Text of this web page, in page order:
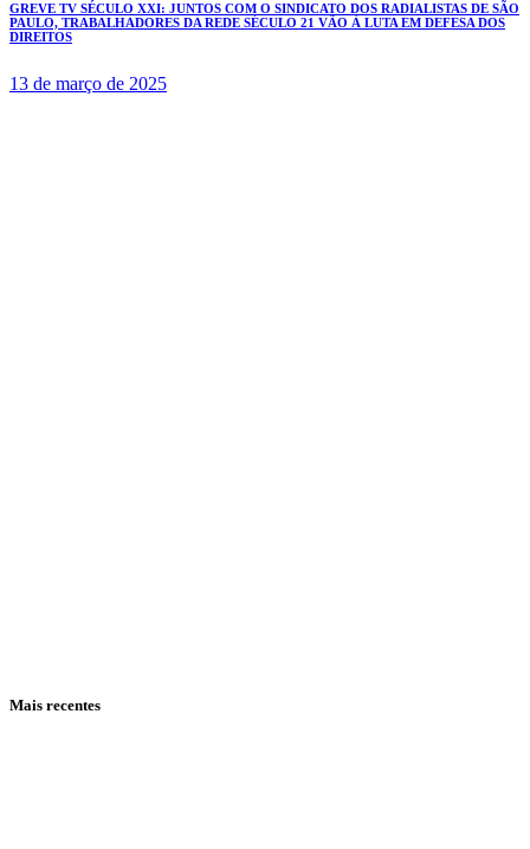
GREVE TV SÉCULO XXI: JUNTOS COM O SINDICATO DOS RADIALISTAS DE SÃO
PAULO, TRABALHADORES DA REDE SÉCULO 21 VÃO À LUTA EM DEFESA DOS
DIREITOS
13 de março de 2025
Mais recentes